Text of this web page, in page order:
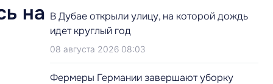
на В Дубае открыли улицу, на которой дождь
идет круглый год
08 августа 2026 08:03
Фермеры Германии завершают уборку